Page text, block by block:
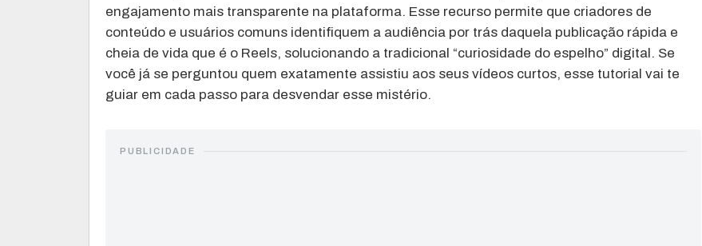
engajamento mais transparente na plataforma. Esse recurso permite que criadores de
conteúdo e usuários comuns identifiquem a audiência por trás daquela publicação rápida e
cheia de vida que é o Reels, solucionando a tradicional “curiosidade do espelho” digital. Se
você já se perguntou quem exatamente assistiu aos seus vídeos curtos, esse tutorial vai te
guiar em cada passo para desvendar esse mistério.
PUBLICIDADE